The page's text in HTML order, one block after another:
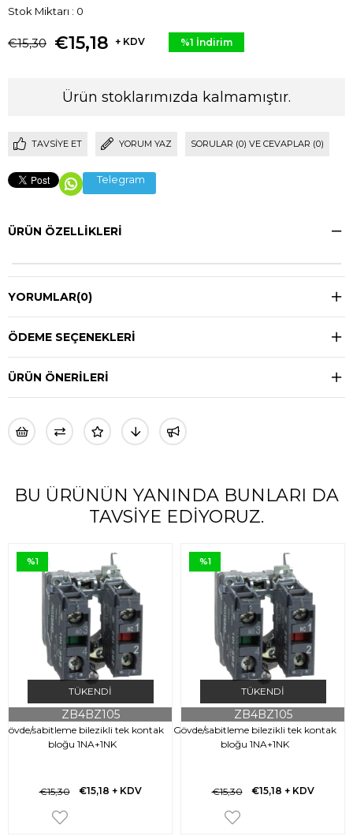
Stok Miktarı : 0
€15,30 €15,18 + KDV %1 İndirim
Ürün stoklarımızda kalmamıştır.
TAVSIYE ET YORUM YAZ SORULAR (0) VE CEVAPLAR (0)
Telegram
ÜRÜN ÖZELLIKLERI
YORUMLAR(0)
ÖDEME SEÇENEKLERI
ÜRÜN ÖNERILERI
BU ÜRÜNÜN YANINDA BUNLARI DA
TAVSIYE EDIYORUZ.
TÜKENDI
Gövde/sabitleme bilezikli tek kontak
bloğu 1NA+1NK
ZB4BZ105
€15,18 + KDV
€15,30
%1
TÜKENDI
Gövde/sabitleme bilezikli tek kontak
bloğu 1NA+1NK
ZB4BZ105
€15,18 + KDV
€15,30
%1